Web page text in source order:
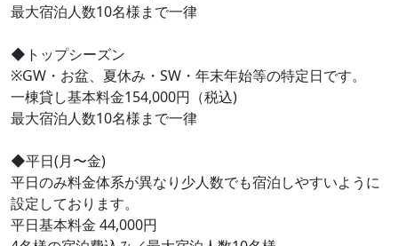
最大宿泊人数10名様まで一律
◆トップシーズン
※GW・お盆、夏休み・SW・年末年始等の特定日です。
一棟貸し基本料金154,000円（税込)
最大宿泊人数10名様まで一律
◆平日(月〜金)
平日のみ料金体系が異なり少人数でも宿泊しやすいように
設定しております。
平日基本料金 44,000円